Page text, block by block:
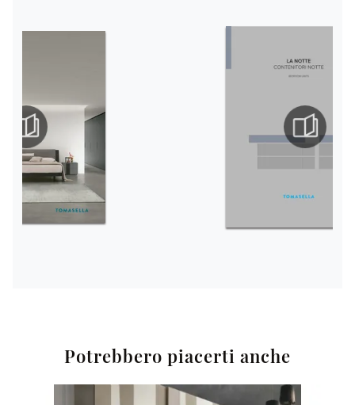
Potrebbero piacerti anche